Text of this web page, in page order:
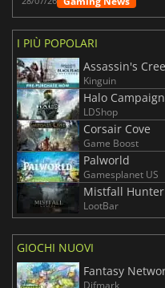
I PIÙ POPOLARI
Assassin's
Kinguin
Halo
LDShop
Corsair Cove
Game Boost
Palworld
Gamesplanet US
Mistfall Hunter
LootBar
GIOCHI NUOVI
Fantasy
Difmark